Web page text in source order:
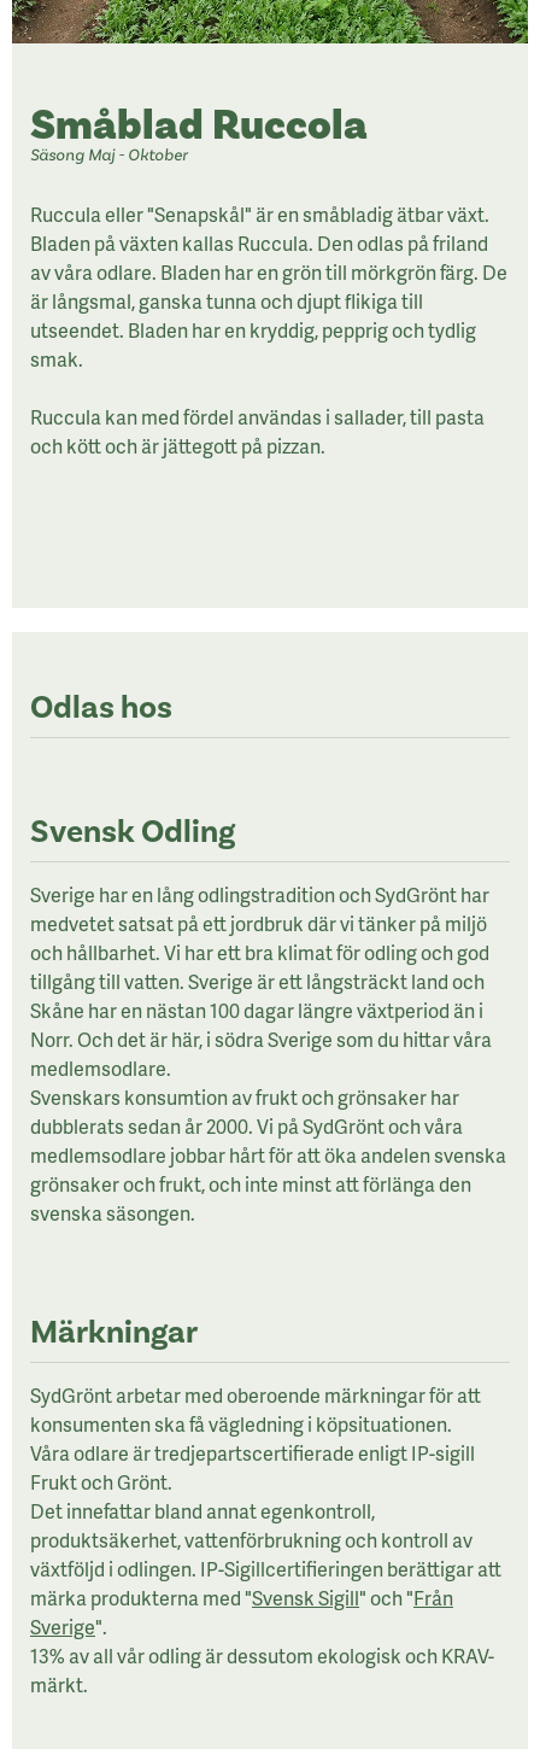
Småblad Ruccola
Säsong Maj - Oktober
Ruccula eller "Senapskål" är en småbladig ätbar växt.
Bladen på växten kallas Ruccula. Den odlas på friland
av våra odlare. Bladen har en grön till mörkgrön färg. De
är långsmal, ganska tunna och djupt flikiga till
utseendet. Bladen har en kryddig, pepprig och tydlig
smak.
Ruccula kan med fördel användas i sallader, till pasta
och kött och är jättegott på pizzan.
Odlas hos
Svensk Odling
Sverige har en lång odlingstradition och SydGrönt har
medvetet satsat på ett jordbruk där vi tänker på miljö
och hållbarhet. Vi har ett bra klimat för odling och god
tillgång till vatten. Sverige är ett långsträckt land och
Skåne har en nästan 100 dagar längre växtperiod än i
Norr. Och det är här, i södra Sverige som du hittar våra
medlemsodlare.
Svenskars konsumtion av frukt och grönsaker har
dubblerats sedan år 2000. Vi på SydGrönt och våra
medlemsodlare jobbar hårt för att öka andelen svenska
grönsaker och frukt, och inte minst att förlänga den
svenska säsongen.
Märkningar
SydGrönt arbetar med oberoende märkningar för att
konsumenten ska få vägledning i köpsituationen.
Våra odlare är tredjepartscertifierade enligt IP-sigill
Frukt och Grönt.
Det innefattar bland annat egenkontroll,
produktsäkerhet, vattenförbrukning och kontroll av
växtföljd i odlingen. IP-Sigillcertifieringen berättigar att
märka produkterna med "Svensk Sigill" och "Från
Sverige".
13% av all vår odling är dessutom ekologisk och KRAV-
märkt.